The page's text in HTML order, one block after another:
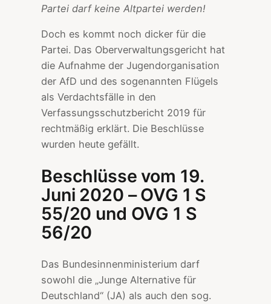
Partei darf keine Altpartei werden!
Doch es kommt noch dicker für die
Partei. Das Oberverwaltungsgericht hat
die Aufnahme der Jugendorganisation
der AfD und des sogenannten Flügels
als Verdachtsfälle in den
Verfassungsschutzbericht 2019 für
rechtmäßig erklärt. Die Beschlüsse
wurden heute gefällt.
Beschlüsse vom 19.
Juni 2020 – OVG 1 S
55/20 und OVG 1 S
56/20
Das Bundesinnenministerium darf
sowohl die „Junge Alternative für
Deutschland“ (JA) als auch den sog.